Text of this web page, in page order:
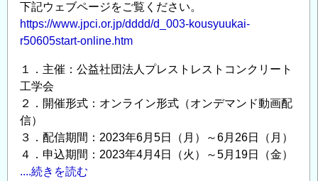
度
１
期）
～
の
組
む
者
を
新
た
に
募
下記ウェブページをご覧ください。
https://www.jpci.or.jp/dddd/d_003-kousyuukai-
r50605start-online.htm
１．主催：公益社団法人プレストレストコンクリート
工学会
２．開催形式：オンライン形式（オンデマンド動画配
信）
３．配信期間：2023年6月5日（月）～6月26日（月）
４．申込期間：2023年4月4日（火）～5月19日（金）
....続きを読む